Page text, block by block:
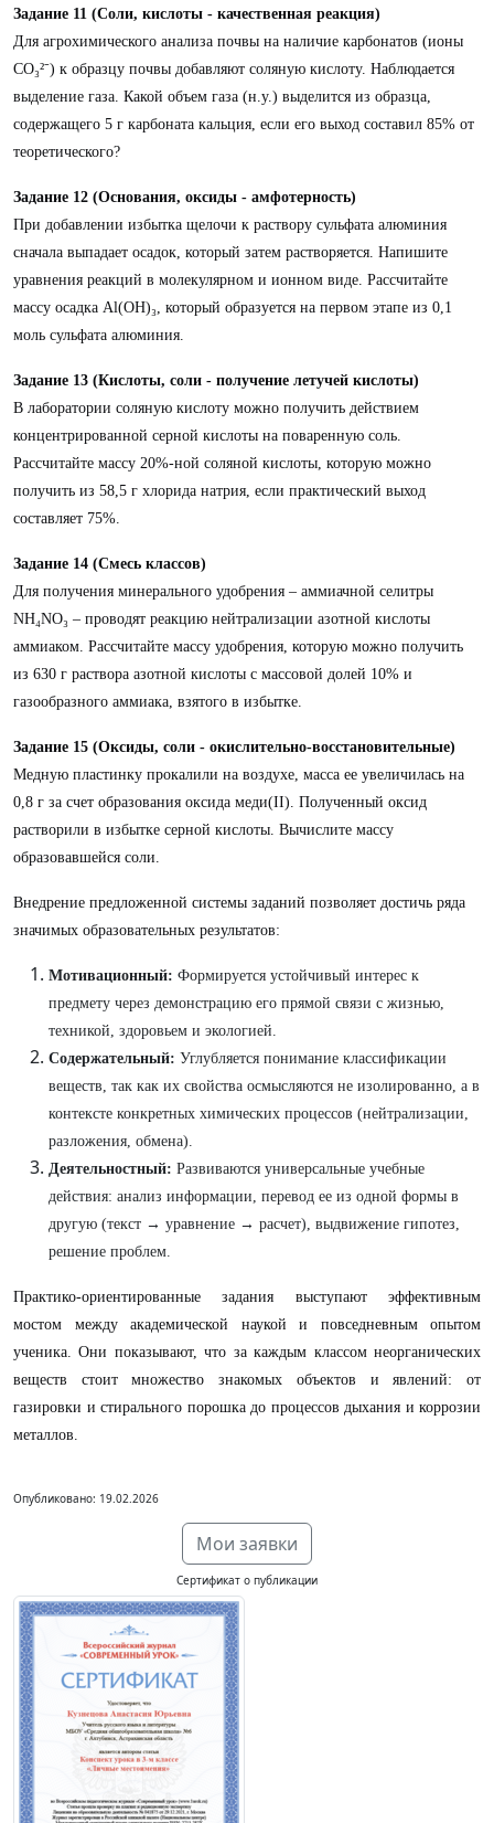
Задание 11 (Соли, кислоты - качественная реакция)
Для агрохимического анализа почвы на наличие карбонатов (ионы
CO₃²⁻) к образцу почвы добавляют соляную кислоту. Наблюдается
выделение газа. Какой объем газа (н.у.) выделится из образца,
содержащего 5 г карбоната кальция, если его выход составил 85% от
теоретического?
Задание 12 (Основания, оксиды - амфотерность)
При добавлении избытка щелочи к раствору сульфата алюминия
сначала выпадает осадок, который затем растворяется. Напишите
уравнения реакций в молекулярном и ионном виде. Рассчитайте
массу осадка Al(OH)₃, который образуется на первом этапе из 0,1
моль сульфата алюминия.
Задание 13 (Кислоты, соли - получение летучей кислоты)
В лаборатории соляную кислоту можно получить действием
концентрированной серной кислоты на поваренную соль.
Рассчитайте массу 20%-ной соляной кислоты, которую можно
получить из 58,5 г хлорида натрия, если практический выход
составляет 75%.
Задание 14 (Смесь классов)
Для получения минерального удобрения – аммиачной селитры
NH₄NO₃ – проводят реакцию нейтрализации азотной кислоты
аммиаком. Рассчитайте массу удобрения, которую можно получить
из 630 г раствора азотной кислоты с массовой долей 10% и
газообразного аммиака, взятого в избытке.
Задание 15 (Оксиды, соли - окислительно-восстановительные)
Медную пластинку прокалили на воздухе, масса ее увеличилась на
0,8 г за счет образования оксида меди(II). Полученный оксид
растворили в избытке серной кислоты. Вычислите массу
образовавшейся соли.
Внедрение предложенной системы заданий позволяет достичь ряда
значимых образовательных результатов:
Мотивационный: Формируется устойчивый интерес к
предмету через демонстрацию его прямой связи с жизнью,
техникой, здоровьем и экологией.
Содержательный: Углубляется понимание классификации
веществ, так как их свойства осмысляются не изолированно, а в
контексте конкретных химических процессов (нейтрализации,
разложения, обмена).
Деятельностный: Развиваются универсальные учебные
действия: анализ информации, перевод ее из одной формы в
другую (текст → уравнение → расчет), выдвижение гипотез,
решение проблем.
Практико-ориентированные задания выступают эффективным
мостом между академической наукой и повседневным опытом
ученика. Они показывают, что за каждым классом неорганических
веществ стоит множество знакомых объектов и явлений: от
газировки и стирального порошка до процессов дыхания и коррозии
металлов.
Опубликовано: 19.02.2026
Мои заявки
Сертификат о публикации